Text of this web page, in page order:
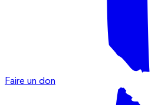
Faire un don